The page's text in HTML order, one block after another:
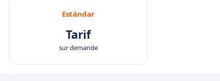
Estándar
Tarif
sur demande